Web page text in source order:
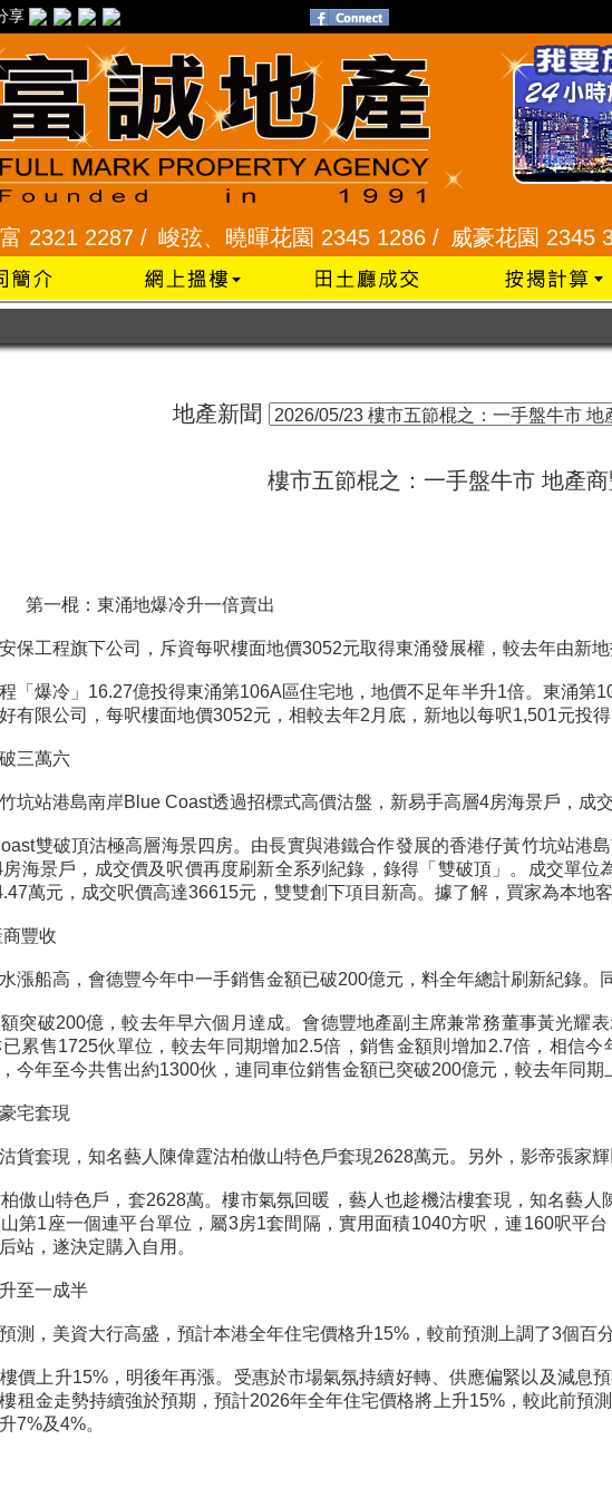
享
2287 /峻弦、曉暉花園 2345 1286 /威豪花園 2345
地產新聞
樓市五節棍之：一手盤牛市 地產
第一棍：東涌地爆冷升一倍賣出
保工程旗下公司，斥資每呎樓面地價3052元取得東涌發展權，較去年由新地
「爆冷」16.27億投得東涌第106A區住宅地，地價不足年半升1倍。東涌
有限公司，每呎樓面地價3052元，相較去年2月底，新地以每呎1,501元投
三萬六
坑站港島南岸Blue Coast透過招標式高價沽盤，新易手高層4房海景戶，成
雙破頂沽極高層海景四房。由長實與港鐵合作發展的香港仔黃竹坑站港
海景戶，成交價及呎價再度刷新全系列紀錄，錄得「雙破頂」。成交單
萬元，成交呎價高達36615元，雙雙創下項目新高。據了解，買家為本地客
豐收
漲船高，會德豐今年中一手銷售金額已破200億元，料全年總計刷新紀錄。
額突破200億，較去年早六個月達成。會德豐地產副主席兼常務董事黃光耀
累售1725伙單位，較去年同期增加2.5倍，銷售金額則增加2.7倍，相信
今年至今共售出約1300伙，連同車位銷售金額已突破200億元，較去年同期
宅套現
貨套現，知名藝人陳偉霆沽柏傲山特色戶套現2628萬元。另外，影帝張家
柏傲山特色戶，套2628萬。樓市氣氛回暖，藝人也趁機沽樓套現，知名藝
第1座一個連平台單位，屬3房1套間隔，實用面積1040方呎，連160呎平
站，遂決定購入自用。
至一成半
測，美資大行高盛，預計本港全年住宅價格升15%，較前預測上調了3個百分
樓價上升15%，明後年再漲。受惠於市場氣氛持續好轉、供應偏緊以及減
租金走勢持續強於預期，預計2026年全年住宅價格將上升15%，較此前預
7%及4%。